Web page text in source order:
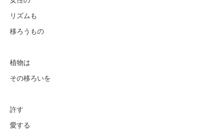
リズムも
移ろうもの
植物は
その移ろいを
許す
愛する